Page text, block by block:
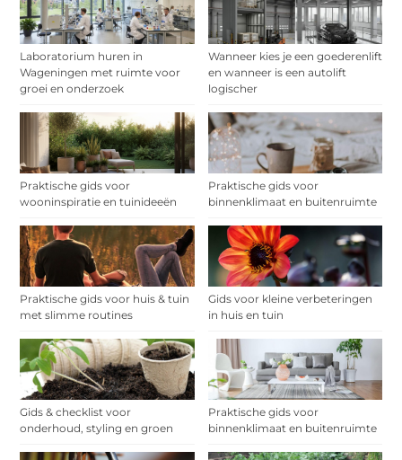
Laboratorium huren in
Wageningen met ruimte voor
groei en onderzoek
Wanneer kies je een goederenlift
en wanneer is een autolift
logischer
Praktische gids voor
wooninspiratie en tuinideeën
Praktische gids voor
binnenklimaat en buitenruimte
Praktische gids voor huis & tuin
met slimme routines
Gids voor kleine verbeteringen
in huis en tuin
Gids & checklist voor
onderhoud, styling en groen
Praktische gids voor
binnenklimaat en buitenruimte